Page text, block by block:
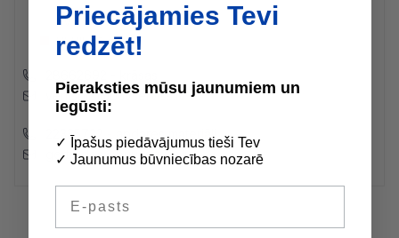
I-V 8:00-17:00
VI-VII slēgts
ventspils@buvserviss.lv
22335732 - apdares materiāli
gertrudes@buvserviss.lv
Priecājamies Tevi
redzēt!
Pieraksties mūsu jaunumiem un
iegūsti:
✓ Īpašus piedāvājumus tieši Tev
✓ Jaunumus būvniecības nozarē